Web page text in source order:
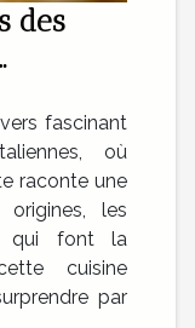
des
fascinant
où
raconte une
origines, les
qui font la
cuisine
par